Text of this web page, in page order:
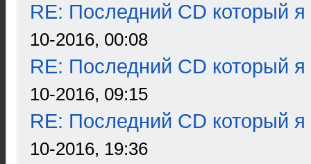
RE: Последний CD который я
10-2016, 00:08
RE: Последний CD который я
10-2016, 09:15
RE: Последний CD который я
10-2016, 19:36